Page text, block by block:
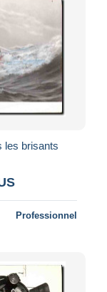
les brisants
Professionnel